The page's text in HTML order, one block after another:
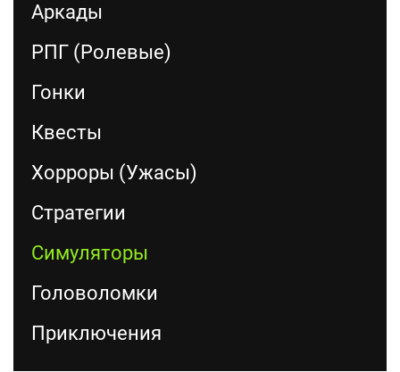
Аркады
РПГ (Ролевые)
Гонки
Квесты
Хорроры (Ужасы)
Стратегии
Симуляторы
Головоломки
Приключения